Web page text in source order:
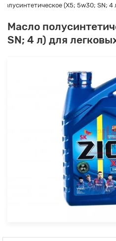
(X5; 5w30; SN; 4
Масло
SN; 4 л) для